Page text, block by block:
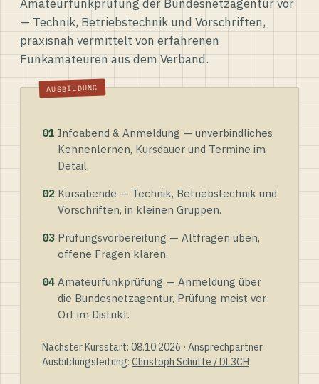
Amateurfunkprüfung der Bundesnetzagentur vor
— Technik, Betriebstechnik und Vorschriften,
praxisnah vermittelt von erfahrenen
Funkamateuren aus dem Verband.
01 Infoabend & Anmeldung — unverbindliches
Kennenlernen, Kursdauer und Termine im
Detail.
02 Kursabende — Technik, Betriebstechnik und
Vorschriften, in kleinen Gruppen.
03 Prüfungsvorbereitung — Altfragen üben,
offene Fragen klären.
04 Amateurfunkprüfung — Anmeldung über
die Bundesnetzagentur, Prüfung meist vor
Ort im Distrikt.
Nächster Kursstart: 08.10.2026 · Ansprechpartner
Ausbildungsleitung: Christoph Schütte / DL3CH